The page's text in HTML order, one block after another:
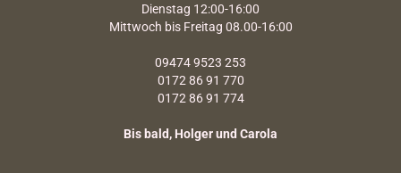
Dienstag 12:00-16:00
Mittwoch bis Freitag 08.00-16:00
09474 9523 253
0172 86 91 770
0172 86 91 774
Bis bald, Holger und Carola